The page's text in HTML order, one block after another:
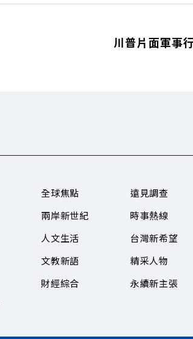
川普片面軍事
全球焦點
兩岸新世紀
人文生活
文教新語
財經綜合
遠見調查
時事熱線
台灣新希望
精采人物
永續新主張